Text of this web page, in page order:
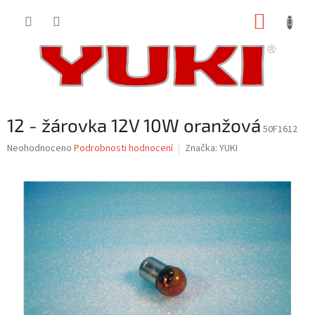
12 - žárovka 12V 10W oranžová 50F1612
Průměrné
hvězdiček.
Neohodnoceno Podrobnosti hodnocení Značka: YUKI